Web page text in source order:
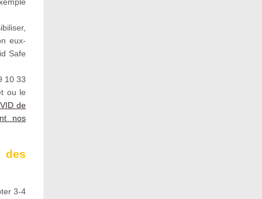
eux-
Safe
10 33
ou le
de
nos
des
3-4